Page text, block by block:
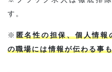
す。
※ 匿名性の担保、個人情
の職場には情報が伝わる事